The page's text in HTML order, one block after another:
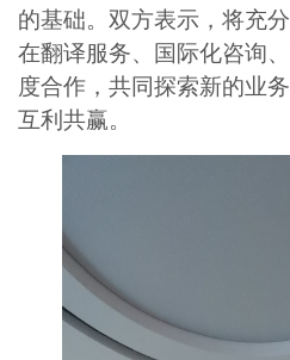
的基础。双方表示，将充
在翻译服务、
国际化咨询
度合作，共同探索新的业
互利共赢。